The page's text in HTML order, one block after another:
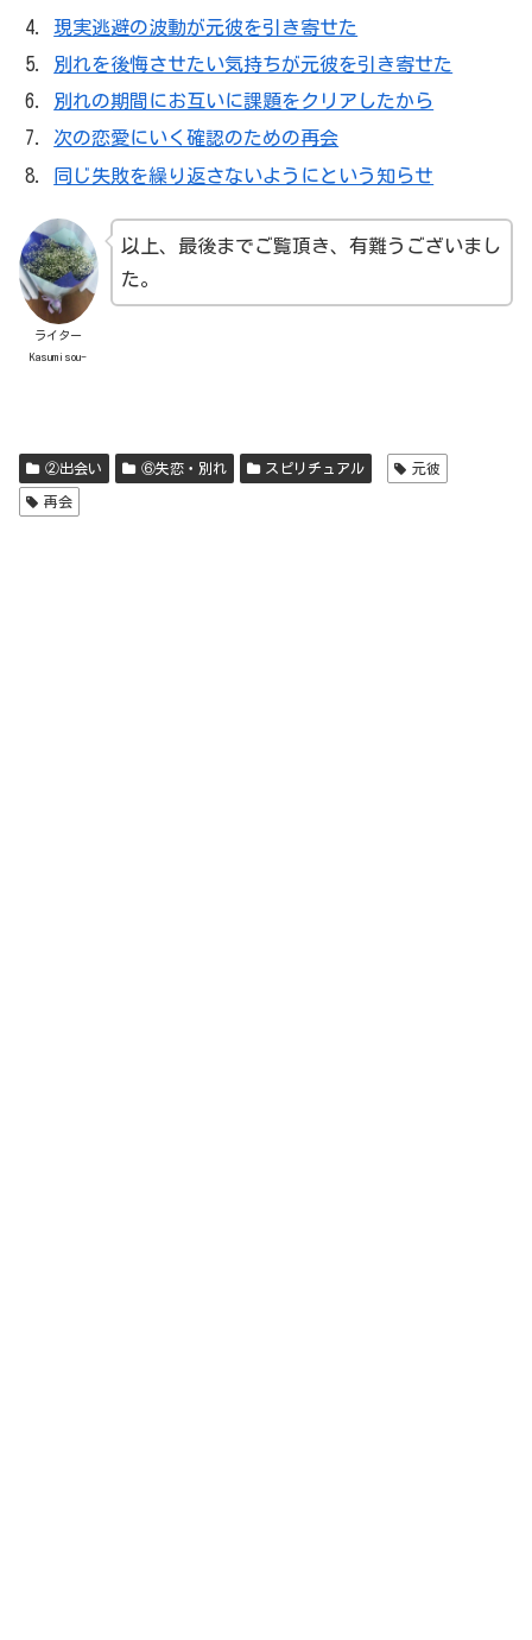
現実逃避の波動が元彼を引き寄せた
別れを後悔させたい気持ちが元彼を引き寄せた
別れの期間にお互いに課題をクリアしたから
次の恋愛にいく確認のための再会
同じ失敗を繰り返さないようにという知らせ
ライター
Kasumisou-
以上、最後までご覧頂き、有難うございまし
た。
②出会い ⑥失恋・別れ スピリチュアル 元彼
再会